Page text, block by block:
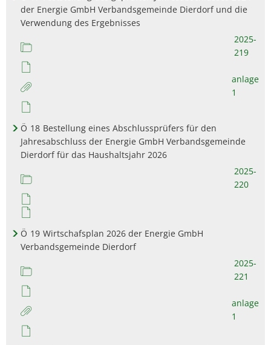
der Energie GmbH Verbandsgemeinde Dierdorf und die
Verwendung des Ergebnisses
2025-
219
anlage
1
Ö 18 Bestellung eines Abschlussprüfers für den
Jahresabschluss der Energie GmbH Verbandsgemeinde
Dierdorf für das Haushaltsjahr 2026
2025-
220
Ö 19 Wirtschafsplan 2026 der Energie GmbH
Verbandsgemeinde Dierdorf
2025-
221
anlage
1